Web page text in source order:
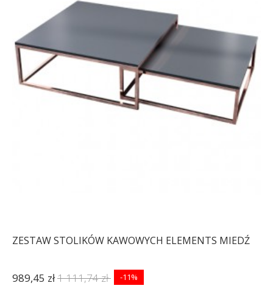
ZESTAW STOLIKÓW KAWOWYCH ELEMENTS MIEDŹ
989,45 zł1 111,74 zł -11%